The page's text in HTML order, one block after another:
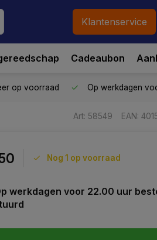
Klantenservice
Cadeaubon
op voorraad Op werkdagen
Art: 58549 EAN:
Nog 1 op voorraad
werkdagen voor 22.00 uur